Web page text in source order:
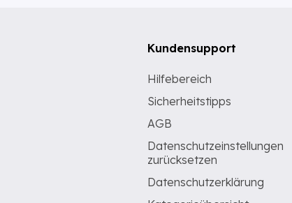
Kundensupport
Hilfebereich
Sicherheitstipps
AGB
Datenschutzeinstellungen
zurücksetzen
Datenschutzerklärung